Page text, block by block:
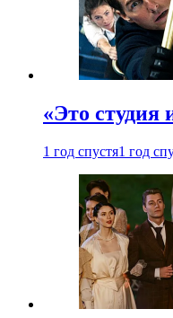
«Это студия
1 год спустя1 год